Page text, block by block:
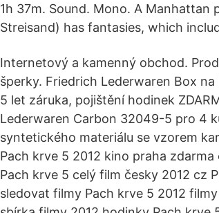
1h 37m. Sound. Mono. A
Streisand) has fantasies, which
Internetový a kamenný obchod.
šperky. Friedrich Lederwaren Box
5 let záruka, pojištění hodinek
Lederwaren Carbon 32049-5 pro 4
syntetického materiálu se vzorem
Pach krve 5 2012 kino praha
Pach krve 5 celý film česky 2012 cz
sledovat filmy Pach krve 5 2012 filmy